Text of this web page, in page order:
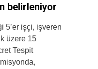
belirleniyor
5’er işçi, işveren
üzere 15
Tespit